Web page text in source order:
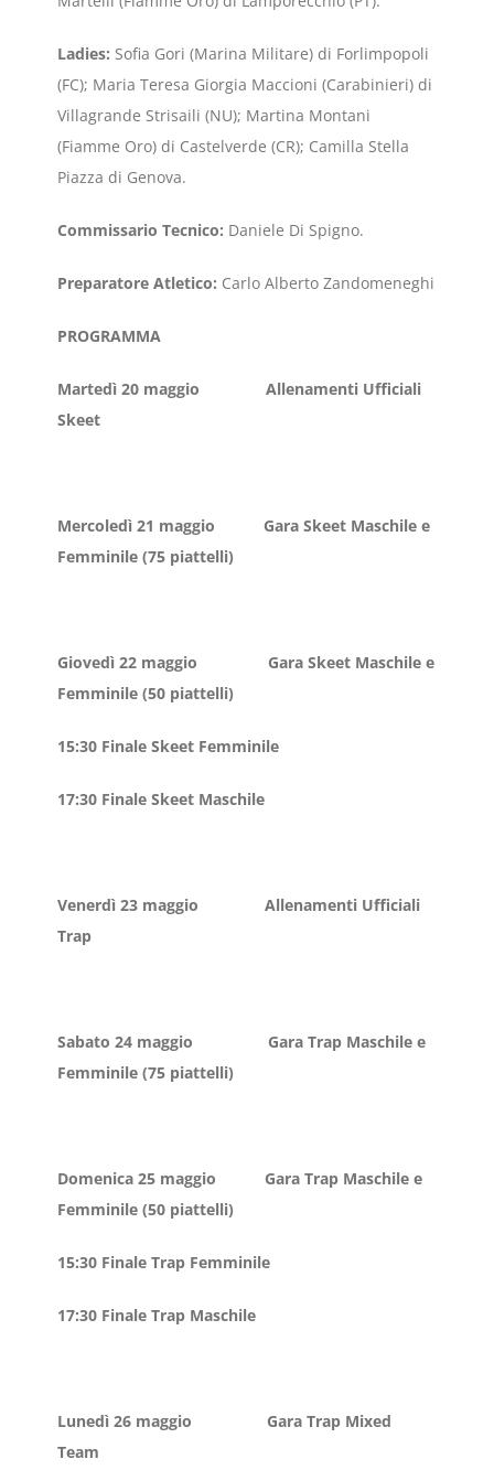
Ladies: Sofia Gori (Marina Militare) di Forlimpopoli
(FC); Maria Teresa Giorgia Maccioni (Carabinieri) di
Villagrande Strisaili (NU); Martina Montani
(Fiamme Oro) di Castelverde (CR); Camilla Stella
Piazza di Genova.
Commissario Tecnico: Daniele Di Spigno.
Preparatore Atletico: Carlo Alberto Zandomeneghi
PROGRAMMA
Martedì 20 maggio Allenamenti Ufficiali
Skeet
Mercoledì 21 maggio Gara Skeet Maschile e
Femminile (75 piattelli)
Giovedì 22 maggio Gara Skeet Maschile e
Femminile (50 piattelli)
15:30 Finale Skeet Femminile
17:30 Finale Skeet Maschile
Venerdì 23 maggio Allenamenti Ufficiali
Trap
Sabato 24 maggio Gara Trap Maschile e
Femminile (75 piattelli)
Domenica 25 maggio Gara Trap Maschile e
Femminile (50 piattelli)
15:30 Finale Trap Femminile
17:30 Finale Trap Maschile
Lunedì 26 maggio Gara Trap Mixed
Team